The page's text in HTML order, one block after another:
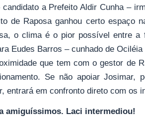
candidato a Prefeito Aldir Cunha –
de Raposa ganhou certo espaço
o clima é o pior possível entre a
Eudes Barros – cunhado de
que tem com o gestor de
Se não apoiar Josimar,
entrará em confronto direto com os
amiguíssimos. Laci intermediou!